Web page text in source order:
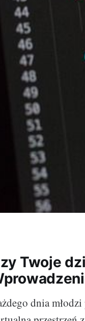
Twoje
dnia